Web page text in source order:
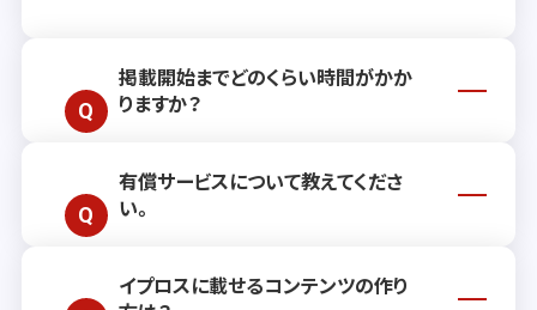
掲載開始までどのくらい時間がかか
りますか？
通常、掲載開始までには約2週間ほどお時
間をいただいております。ただし、お客さ
ざいますので、詳しくはお気軽にお問い合
有償サービスについて教えてくださ
い。
有償サービスでは、リード獲得を継続的に
イプロスに載せるコンテンツの作り